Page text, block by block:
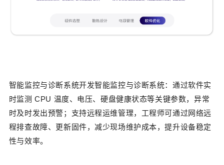
智能监控与诊断系统开发智能监控与诊断系统：通过软件实
时监测 CPU 温度、电压、硬盘健康状态等关键参数，异常
时及时发出预警；支持远程运维管理，工程师可通过网络远
程排查故障、更新固件，减少现场维护成本，提升设备稳定
性与效率。